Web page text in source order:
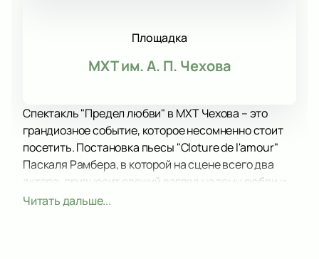
Площадка
МХТ им. А. П. Чехова
Спектакль "Предел любви" в МХТ Чехова – это
грандиозное событие, которое несомненно стоит
посетить. Постановка пьесы "Cloture de l'amour"
Паскаля Рамбера, в которой на сцене всего два
актера, привносит свежий взгляд на тему любви и
отношений. Это настоящий баттл слов, в котором
Читать дальше...